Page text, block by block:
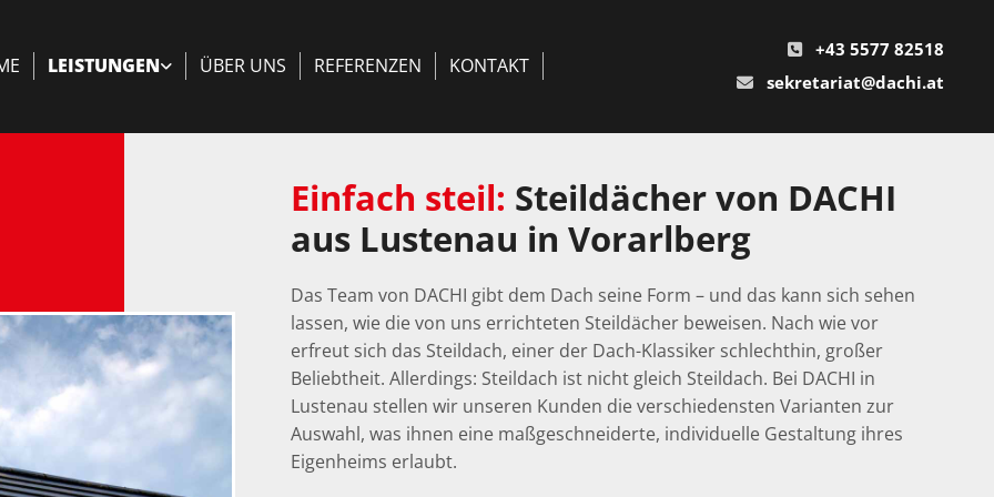
LEISTUNGEN ÜBER UNS REFERENZEN KONTAKT
 +43 5577 82518
 sekretariat@dachi.at
Einfach steil: Steildächer von DACHI
aus Lustenau in Vorarlberg
Das Team von DACHI gibt dem Dach seine Form – und das kann sich sehen
lassen, wie die von uns errichteten Steildächer beweisen. Nach wie vor
erfreut sich das Steildach, einer der Dach-Klassiker schlechthin, großer
Beliebtheit. Allerdings: Steildach ist nicht gleich Steildach. Bei DACHI in
Lustenau stellen wir unseren Kunden die verschiedensten Varianten zur
Auswahl, was ihnen eine maßgeschneiderte, individuelle Gestaltung ihres
Eigenheims erlaubt.